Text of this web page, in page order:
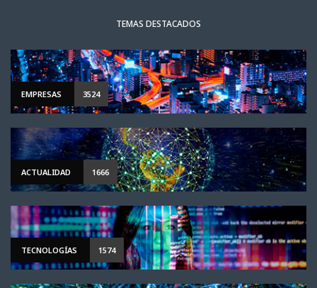
TEMAS DESTACADOS
EMPRESAS 3524
ACTUALIDAD 1666
TECNOLOGÍAS 1574